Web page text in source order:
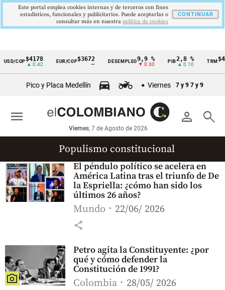
Cintillo
económicos
Colombia
USD/COP$4178
▲ 0.42
EUR/COP$3672
—
DESEMPLEO9,9 %
▼ 0.30
PIB 2,8 %
▲ 0.10
TRM
Pico y Placa Medellín Viernes 7 y 9 7 y 9
person search
Viernes, 7 de Agosto de 2026
menu
Populismo constitucional
El péndulo político se acelera en
América Latina tras el triunfo de De
la Espriella: ¿cómo han sido los
últimos 26 años?
Mundo 22/06/ 2026
share
Petro agita la Constituyente: ¿por
qué y cómo defender la
Constitución de 1991?
Colombia 28/05/ 2026
Este portal emplea cookies internas y de terceros con fines
estadísticos, funcionales y publicitarios. Puede aceptarlas o
consultar más en nuestra politica de cookies
CONTINUAR